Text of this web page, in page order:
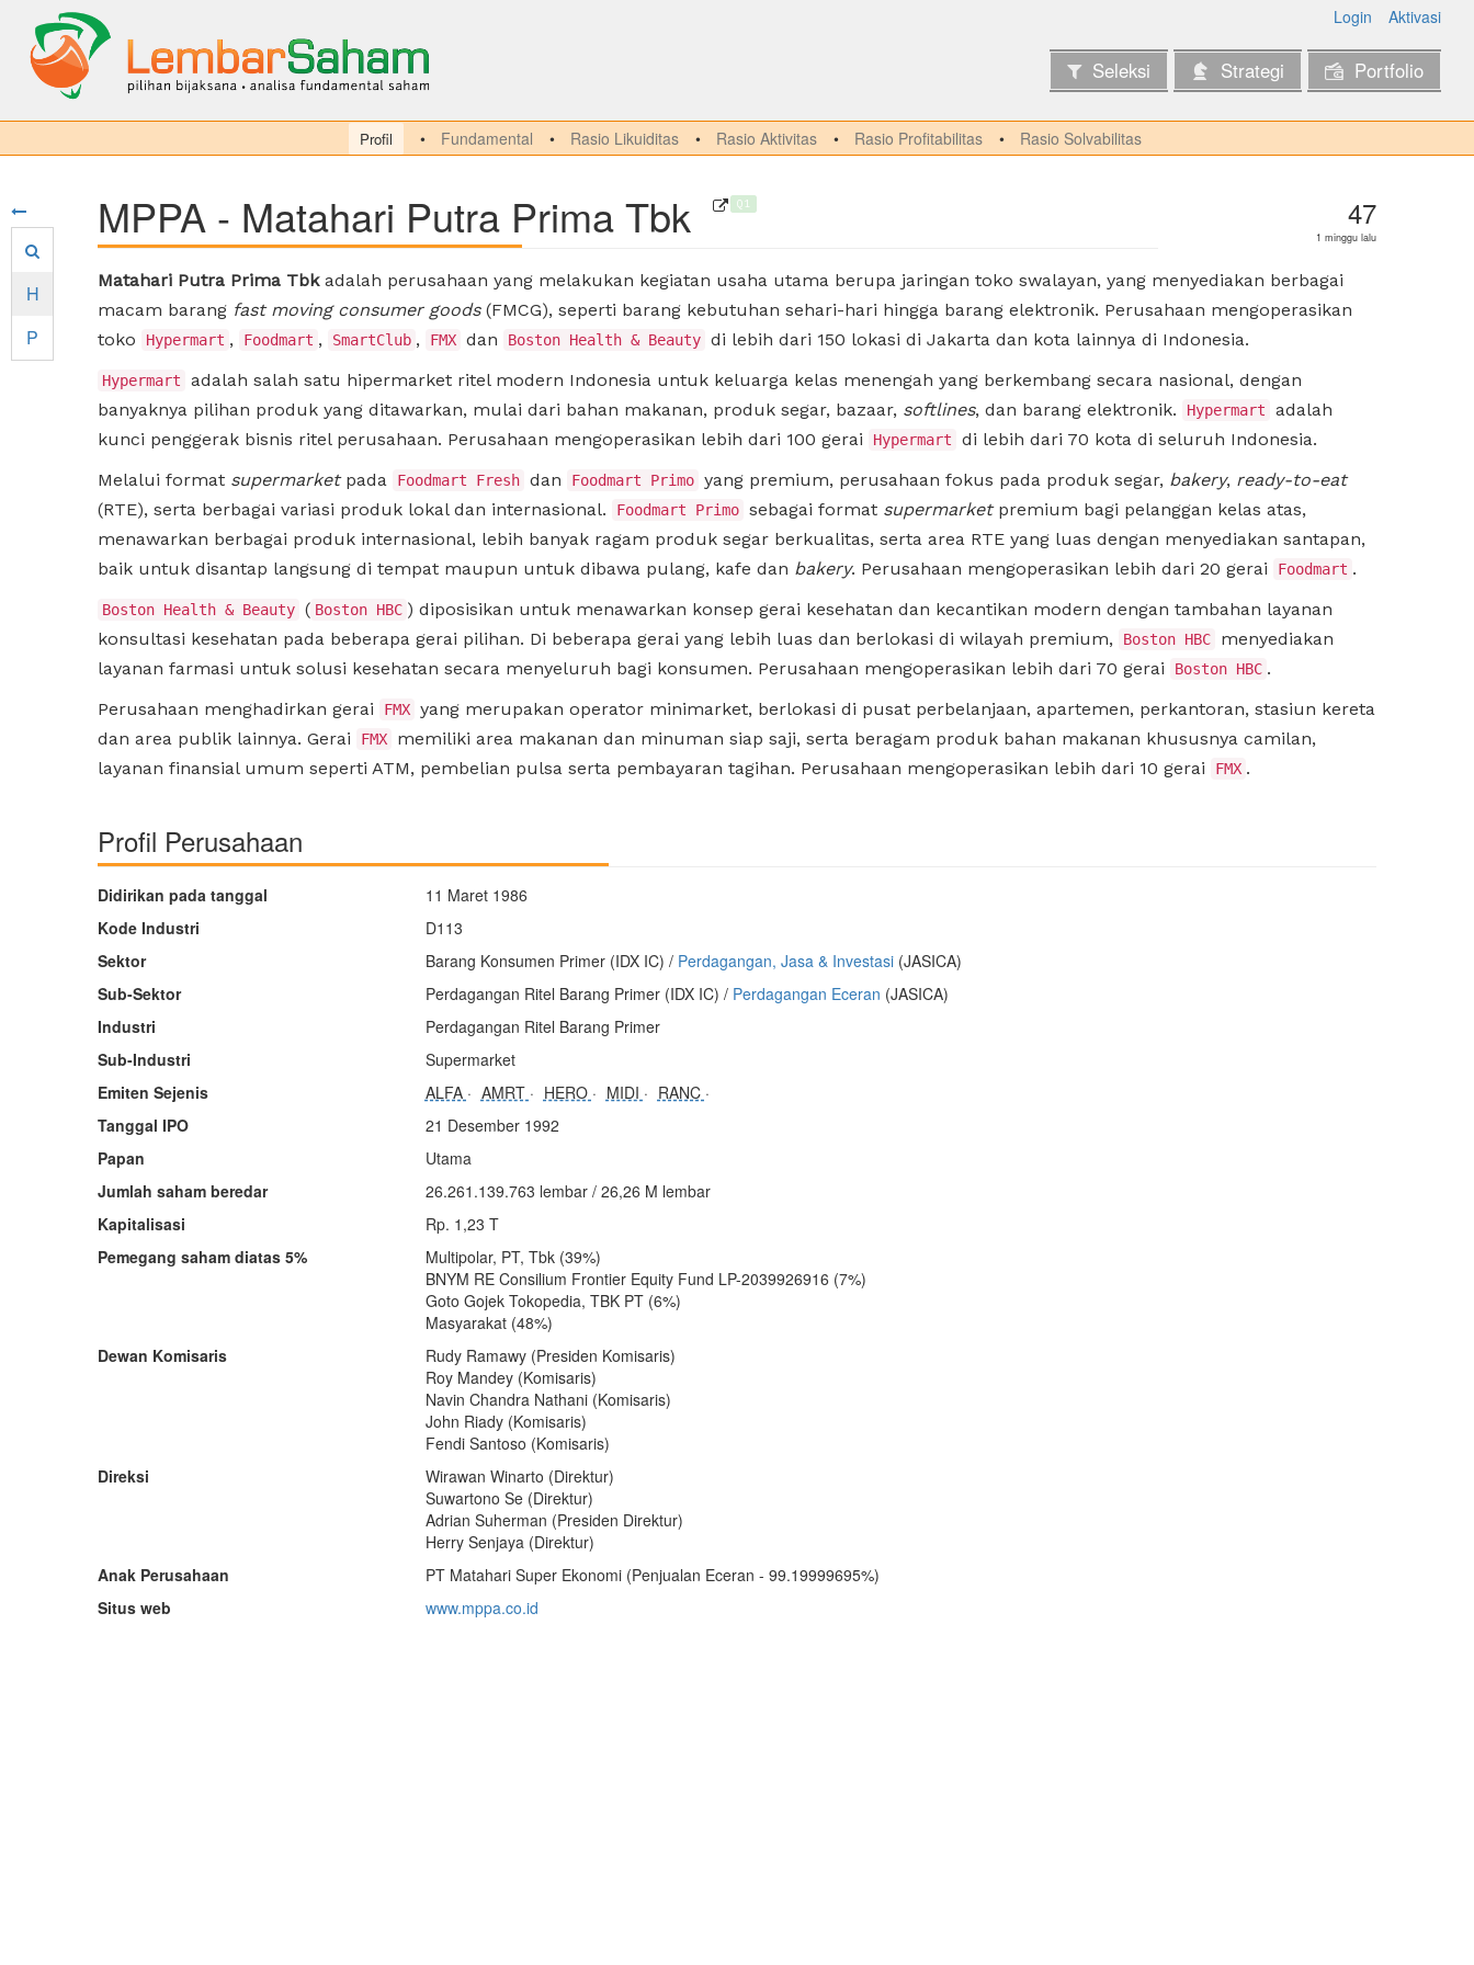
Login Aktivasi
Seleksi Strategi Portfolio
Profil Fundamental Rasio Likuiditas Rasio Aktivitas Rasio Profitabilitas Rasio Solvabilitas
H
P
MPPA - Matahari Putra Prima Tbk Q1 47
1 minggu lalu
Matahari Putra Prima Tbkadalah perusahaan yang melakukan kegiatan usaha utama berupa jaringan toko swalayan, yang menyediakan berbagai
macam barang fast moving consumer goods(FMCG), seperti barang kebutuhan sehari-hari hingga barang elektronik. Perusahaan mengoperasikan
toko
Hypermart , Foodmart , SmartClub , FMX dan Boston Health & Beauty di lebih dari 150 lokasi di Jakarta dan kota lainnya di Indonesia.
Hypermart
adalah salah satu hipermarket ritel modern Indonesia untuk keluarga kelas menengah yang berkembang secara nasional, dengan
banyaknya pilihan produk yang ditawarkan, mulai dari bahan makanan, produk segar, bazaar, softlines, dan barang elektronik. Hypermart
adalah
kunci penggerak bisnis ritel perusahaan. Perusahaan mengoperasikan lebih dari 100 gerai
Hypermart
di lebih dari 70 kota di seluruh Indonesia.
Melalui format supermarketpada Foodmart Fresh dan Foodmart Primo yang premium, perusahaan fokus pada produk segar, bakery, ready-to-eat
(RTE), serta berbagai variasi produk lokal dan internasional.
Foodmart Primo sebagai format supermarketpremium bagi pelanggan kelas atas,
menawarkan berbagai produk internasional, lebih banyak ragam produk segar berkualitas, serta area RTE yang luas dengan menyediakan santapan,
baik untuk disantap langsung di tempat maupun untuk dibawa pulang, kafe dan bakery. Perusahaan mengoperasikan lebih dari 20 gerai Foodmart .
Boston Health & Beauty ( Boston HBC ) diposisikan untuk menawarkan konsep gerai kesehatan dan kecantikan modern dengan tambahan layanan
konsultasi kesehatan pada beberapa gerai pilihan. Di beberapa gerai yang lebih luas dan berlokasi di wilayah premium,
Boston HBC
menyediakan
layanan farmasi untuk solusi kesehatan secara menyeluruh bagi konsumen. Perusahaan mengoperasikan lebih dari 70 gerai
Boston HBC .
Perusahaan menghadirkan gerai
FMX yang merupakan operator minimarket, berlokasi di pusat perbelanjaan, apartemen, perkantoran, stasiun kereta
dan area publik lainnya. Gerai
FMX
memiliki area makanan dan minuman siap saji, serta beragam produk bahan makanan khususnya camilan,
layanan finansial umum seperti ATM, pembelian pulsa serta pembayaran tagihan. Perusahaan mengoperasikan lebih dari 10 gerai
FMX .
Profil Perusahaan
Didirikan pada tanggal
11 Maret 1986
Kode Industri
D113
Sektor
Barang Konsumen Primer (IDX IC) / Perdagangan, Jasa & Investasi(JASICA)
Sub-Sektor
Perdagangan Ritel Barang Primer (IDX IC) / Perdagangan Eceran (JASICA)
Industri
Perdagangan Ritel Barang Primer
Sub-Industri
Supermarket
Emiten Sejenis
ALFA AMRT HERO MIDI
RANC
Tanggal IPO
21 Desember 1992
Papan
Utama
Jumlah saham beredar
26.261.139.763 lembar / 26,26 M lembar
Kapitalisasi
Rp. 1,23 T
Pemegang saham diatas 5%
Multipolar, PT, Tbk (39%)
BNYM RE Consilium Frontier Equity Fund LP-2039926916 (7%)
Goto Gojek Tokopedia, TBK PT (6%)
Masyarakat (48%)
Dewan Komisaris
Rudy Ramawy (Presiden Komisaris)
Roy Mandey (Komisaris)
Navin Chandra Nathani (Komisaris)
John Riady (Komisaris)
Fendi Santoso (Komisaris)
Direksi
Wirawan Winarto (Direktur)
Suwartono Se (Direktur)
Adrian Suherman (Presiden Direktur)
Herry Senjaya (Direktur)
Anak Perusahaan
PT Matahari Super Ekonomi (Penjualan Eceran - 99.19999695%)
Situs web
www.mppa.co.id